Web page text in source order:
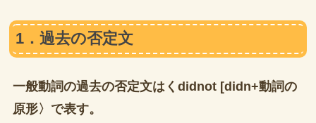
1．過去の否定文
一般動詞の過去の否定文はくdidnot [didn+動詞の
原形〉で表す。